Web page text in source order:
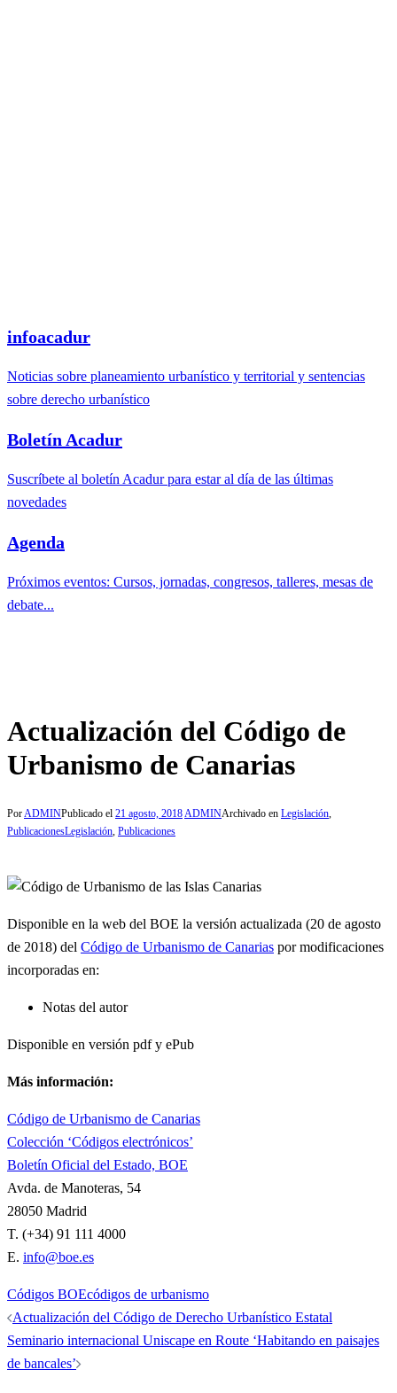
infoacadur
Noticias sobre planeamiento urbanístico y territorial y sentencias
sobre derecho urbanístico
Boletín Acadur
Suscríbete al boletín Acadur para estar al día de las últimas
novedades
Agenda
Próximos eventos: Cursos, jornadas, congresos, talleres, mesas de
debate...
Actualización del Código de
Urbanismo de Canarias
PorADMINPublicado el 21 agosto, 2018ADMINArchivado en Legislación,
PublicacionesLegislación, Publicaciones
Disponible en la web del BOE la versión actualizada (20 de agosto
de 2018) del Código de Urbanismo de Canarias por modificaciones
incorporadas en:
Notas del autor
Disponible en versión pdf y ePub
Más información:
Código de Urbanismo de Canarias
Colección ‘Códigos electrónicos’
Boletín Oficial del Estado, BOE
Avda. de Manoteras, 54
28050 Madrid
T. (+34) 91 111 4000
E. info@boe.es
Códigos BOEcódigos de urbanismo
Navegación
de
entradas
Actualización del Código de Derecho Urbanístico Estatal
Seminario internacional Uniscape en Route ‘Habitando en paisajes
de bancales’